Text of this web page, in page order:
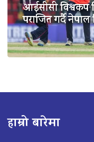
आईसीसी विश्वकप
पराजित गर्दै
हाम्रो बारेमा